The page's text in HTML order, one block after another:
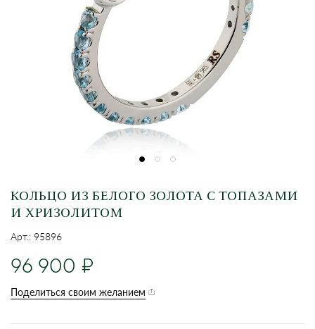
КОЛЬЦО ИЗ БЕЛОГО ЗОЛОТА С ТОПАЗАМИ
И ХРИЗОЛИТОМ
Арт.: 95896
96 900
Поделиться своим желанием